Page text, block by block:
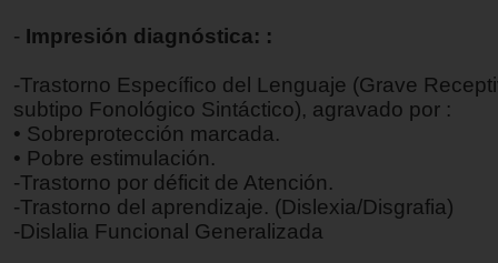
- Impresión diagnóstica: :
-Trastorno Específico del Lenguaje (Grave
subtipo Fonológico Sintáctico), agravado por :
• Sobreprotección marcada.
• Pobre estimulación.
-Trastorno por déficit de Atención.
-Trastorno del aprendizaje. (Dislexia/Disgrafia)
-Dislalia Funcional Generalizada